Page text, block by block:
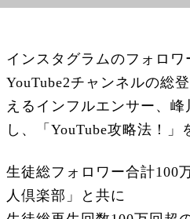
インスタグラムのフォロワ
YouTube2チャンネルの総
えるインフルエンサー、峰
し、「YouTube攻略法！」
生徒総フォロワー合計100
人倶楽部」と共に